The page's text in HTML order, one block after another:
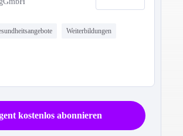
Weiterbildungen
kostenlos abonnieren